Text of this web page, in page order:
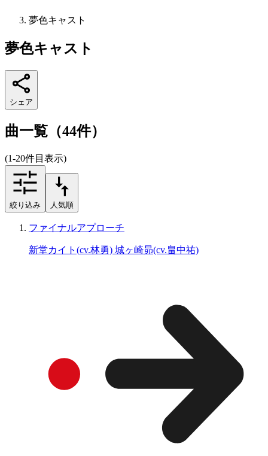
夢色キャスト
夢色キャスト
シェア
曲一覧（44件）
(1-20件目表示)
絞り込み 人気順
ファイナルアプローチ
新堂カイト(cv.林勇) 城ヶ崎昴(cv.畠中祐)